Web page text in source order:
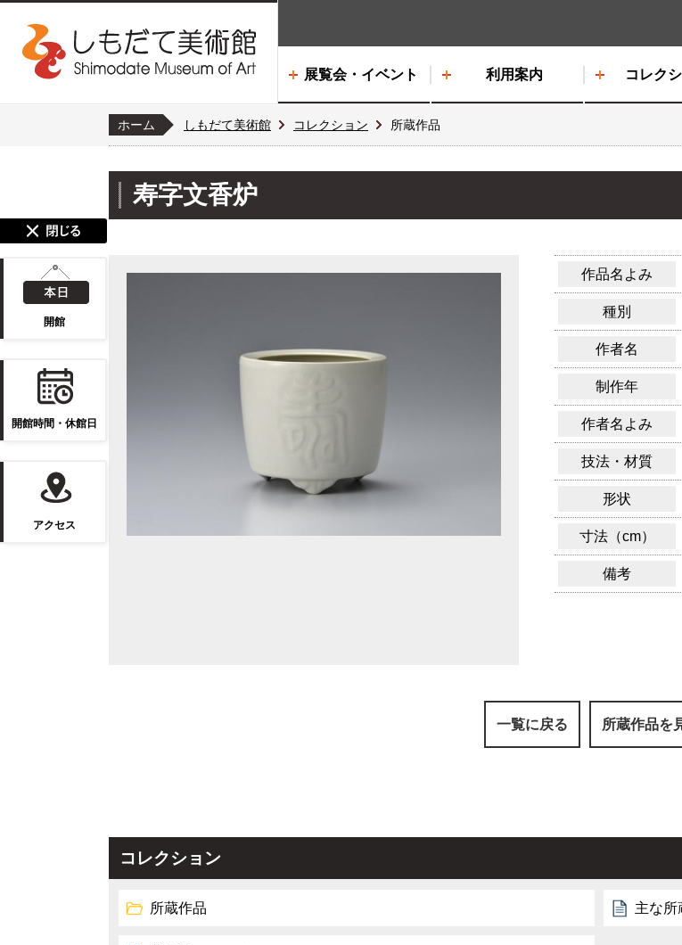
展覧会・イベント 利用案内 コレク
開館
開館時間・休館日
アクセス
ホーム しもだて美術館 コレクション 所蔵作品
寿字文香炉
作品名よみ
種別
作者名
制作年
作者名よみ
技法・材質
形状
寸法（cm）
備考
一覧に戻る 所蔵作品を
コレクション
所蔵作品 主な所